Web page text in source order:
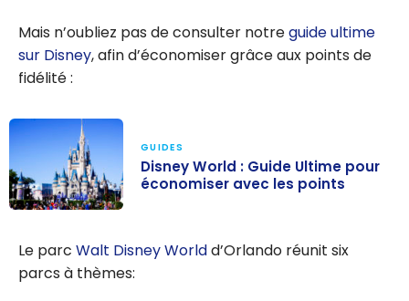
Mais n’oubliez pas de consulter notreguide ultime
sur Disney, afin d’économiser grâce aux points de
fidélité :
Guide Ultime
pour
GUIDES
Disney World : Guide Ultime pour
économiser avec les points
Le parc Walt Disney Worldd’Orlando réunit six
parcs à thèmes: